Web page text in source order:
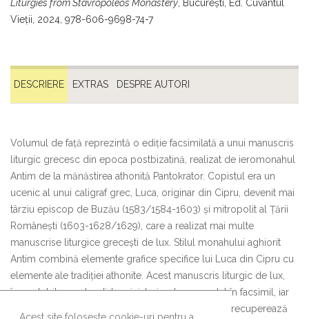
Liturgies from Stavropoleos Monastery București, Ed. Cuvântul
Vieții, 2024, 978-606-9698-74-7
DESCRIERE EXTRAS DESPRE AUTORI
Volumul de față reprezintă o ediție facsimilată a unui manuscris
liturgic grecesc din epoca postbizatină, realizat de ieromonahul
Antim de la mănăstirea athonită Pantokrator. Copistul era un
ucenic al unui caligraf grec, Luca, originar din Cipru, devenit mai
târziu episcop de Buzău (1583/1584-1603) și mitropolit al Țării
Românești (1603-1628/1629), care a realizat mai multe
manuscrise liturgice grecești de lux. Stilul monahului aghiorit
Antim combină elemente grafice specifice lui Luca din Cipru cu
elemente ale tradiției athonite. Acest manuscris liturgic de lux,
împodobit cu splendide miniaturi, este prezentat în facsimil, iar
studiul reputatului cercetător Ovidiu-Victor Olar îi recuperează